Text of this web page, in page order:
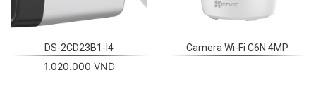
DS-2CD23B1-I4
1.020.000 VND
Camera Wi-Fi C6N 4MP